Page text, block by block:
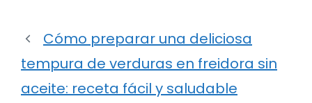
Cómo preparar una deliciosa
tempura de verduras en freidora sin
aceite: receta fácil y saludable